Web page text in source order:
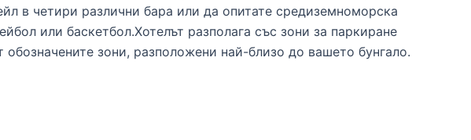
в четири различни бара или да опитате средиземноморска
или баскетбол.Хотелът разполага със зони за паркиране
зони, разположени най-близо до вашето бунгало.